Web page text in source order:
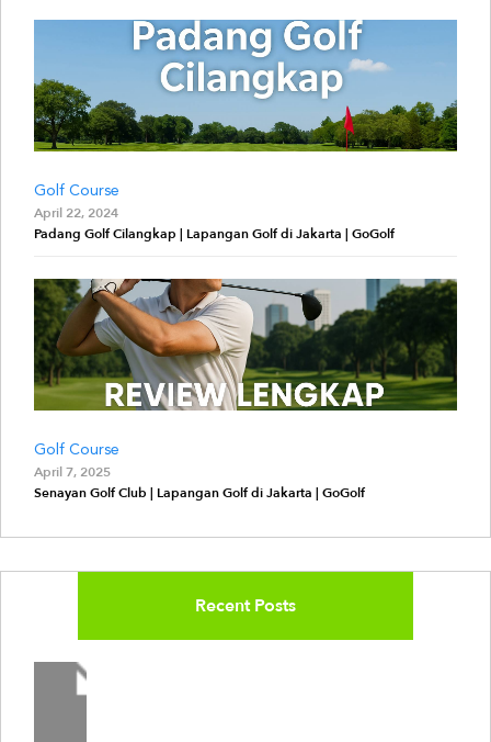
Golf Course
April 22, 2024
Padang Golf Cilangkap | Lapangan Golf di Jakarta | GoGolf
Golf Course
April 7, 2025
Senayan Golf Club | Lapangan Golf di Jakarta | GoGolf
Recent Posts